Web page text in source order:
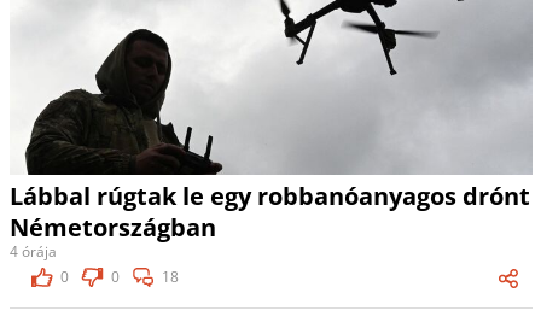
Lábbal rúgtak le egy robbanóanyagos drónt
Németországban
4 órája
0
0 18